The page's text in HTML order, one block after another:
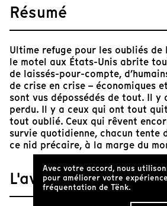
Résumé
Ultime refuge pour les oubliés de
le motel aux États-Unis abrite
de laissés-pour-compte,
de crise en crise – économiques
sont vus dépossédés de tout. Il
perdu. Il y a ceux qui ont tout
tout oublié. Ceux qui rêvent
survie quotidienne, chacun tente
ce nid précaire, à la marge du
L'avis de Tënk
Avec votre accord, nous
pour améliorer votre
fréquentation de Tënk.